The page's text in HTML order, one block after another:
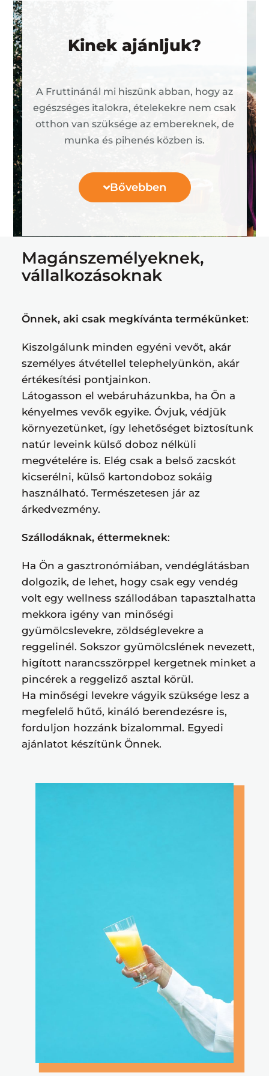
Kinek ajánljuk?
A Fruttinánál mi hiszünk abban, hogy az
egészséges italokra, ételekekre nem csak
otthon van szüksége az embereknek, de
munka és pihenés közben is.
Bővebben
Magánszemélyeknek,
vállalkozásoknak
Önnek, aki csak megkívánta termékünket:
Kiszolgálunk minden egyéni vevőt, akár
személyes átvétellel telephelyünkön, akár
értékesítési pontjainkon.
Látogasson el webáruházunkba, ha Ön a
kényelmes vevők egyike. Óvjuk, védjük
környezetünket, így lehetőséget biztosítunk
natúr leveink külső doboz nélküli
megvételére is. Elég csak a belső zacskót
kicserélni, külső kartondoboz sokáig
használható. Természetesen jár az
árkedvezmény.
Szállodáknak, éttermeknek:
Ha Ön a gasztronómiában, vendéglátásban
dolgozik, de lehet, hogy csak egy vendég
volt egy wellness szállodában tapasztalhatta
mekkora igény van minőségi
gyümölcslevekre, zöldséglevekre a
reggelinél. Sokszor gyümölcslének nevezett,
higított narancsszörppel kergetnek minket a
pincérek a reggeliző asztal körül.
Ha minőségi levekre vágyik szüksége lesz a
megfelelő hűtő, kináló berendezésre is,
forduljon hozzánk bizalommal. Egyedi
ajánlatot készítünk Önnek.